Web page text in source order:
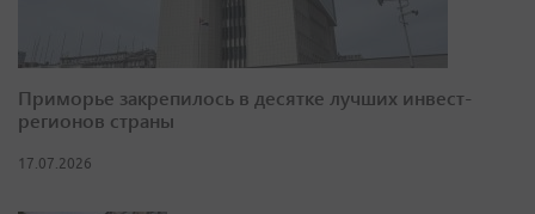
Приморье закрепилось в десятке лучших инвест-
регионов страны
17.07.2026